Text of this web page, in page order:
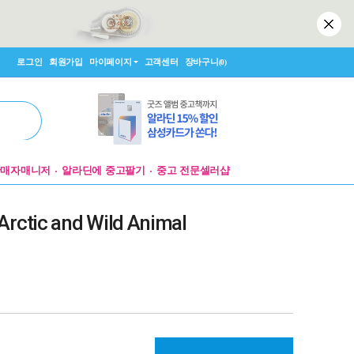
로그인 회원가입 마이페이지 고객센터 장바구니(0)
자매니저 알라딘에 중고팔기 중고 전문셀러샵
and Wild Animal